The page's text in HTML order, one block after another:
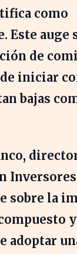
como
Este auge
de
iniciar
bajas
sobre la
adoptar